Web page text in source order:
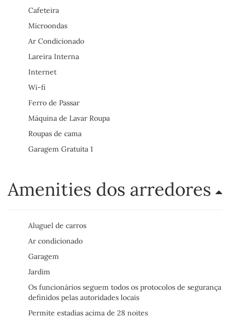
Cafeteira
Microondas
Ar Condicionado
Lareira Interna
Internet
Wi-fi
Ferro de Passar
Máquina de Lavar Roupa
Roupas de cama
Garagem Gratuita 1
Amenities dos arredores
Aluguel de carros
Ar condicionado
Garagem
Jardim
Os funcionários seguem todos os protocolos de segurança
definidos pelas autoridades locais
Permite estadias acima de 28 noites